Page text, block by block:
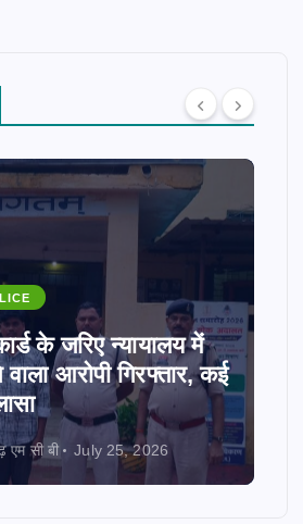
के जरिए न्यायालय में
आरोपी गिरफ्तार, कई
एम सी बी July 25, 2026